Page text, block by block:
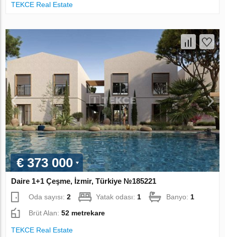
TEKCE Real Estate
€ 373 000
Daire 1+1 Çeşme, İzmir, Türkiye №185221
Oda sayısı:2 Yatak odası: 1 Banyo: 1
Brüt Alan:52 metrekare
TEKCE Real Estate